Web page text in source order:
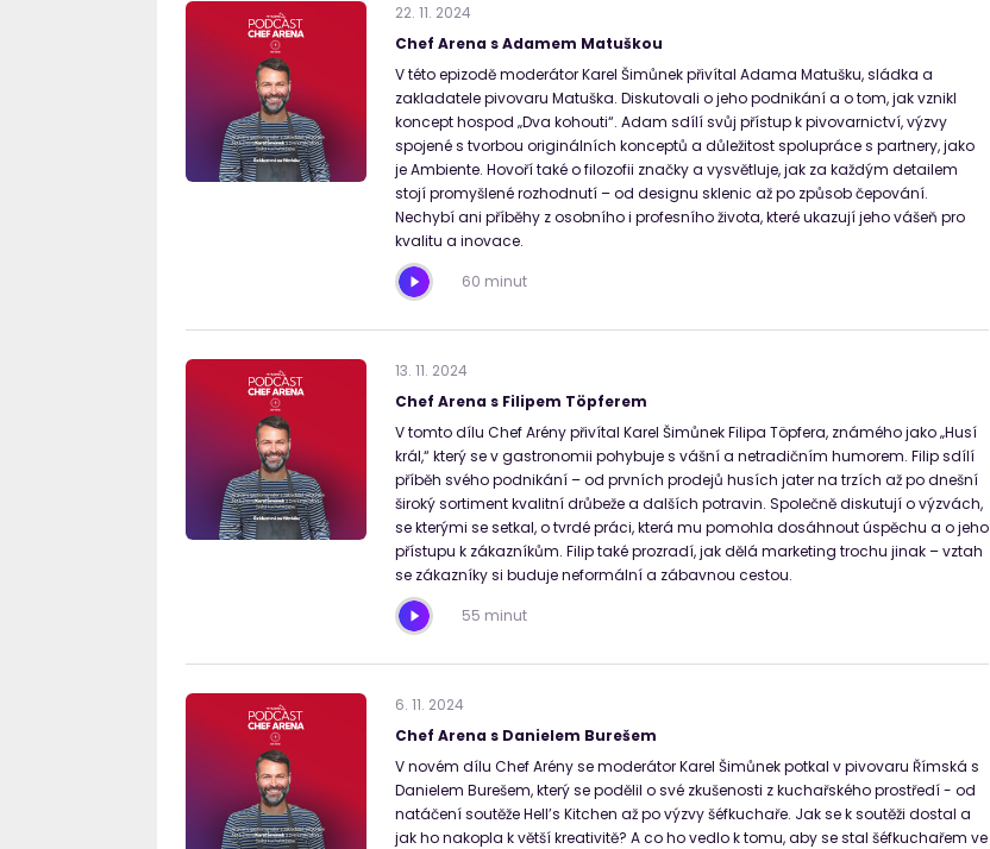
22. 11. 2024
Chef Arena s Adamem Matuškou
V této epizodě moderátor Karel Šimůnek přivítal Adama Matušku, sládka a
zakladatele pivovaru Matuška. Diskutovali o jeho podnikání a o tom, jak vznikl
koncept hospod „Dva kohouti“. Adam sdílí svůj přístup k pivovarnictví, výzvy
spojené s tvorbou originálních konceptů a důležitost spolupráce s partnery, jako
je Ambiente. Hovoří také o filozofii značky a vysvětluje, jak za každým detailem
stojí promyšlené rozhodnutí – od designu sklenic až po způsob čepování.
Nechybí ani příběhy z osobního i profesního života, které ukazují jeho vášeň pro
kvalitu a inovace.
60 minut
13. 11. 2024
Chef Arena s Filipem Töpferem
V tomto dílu Chef Arény přivítal Karel Šimůnek Filipa Töpfera, známého jako „Husí
král,“ který se v gastronomii pohybuje s vášní a netradičním humorem. Filip sdílí
příběh svého podnikání – od prvních prodejů husích jater na trzích až po dnešní
široký sortiment kvalitní drůbeže a dalších potravin. Společně diskutují o výzvách,
se kterými se setkal, o tvrdé práci, která mu pomohla dosáhnout úspěchu a o jeho
přístupu k zákazníkům. Filip také prozradí, jak dělá marketing trochu jinak – vztah
se zákazníky si buduje neformální a zábavnou cestou.
55 minut
6. 11. 2024
Chef Arena s Danielem Burešem
V novém dílu Chef Arény se moderátor Karel Šimůnek potkal v pivovaru Římská s
Danielem Burešem, který se podělil o své zkušenosti z kuchařského prostředí - od
natáčení soutěže Hell’s Kitchen až po výzvy šéfkuchaře. Jak se k soutěži dostal a
jak ho nakopla k větší kreativitě? A co ho vedlo k tomu, aby se stal šéfkuchařem ve